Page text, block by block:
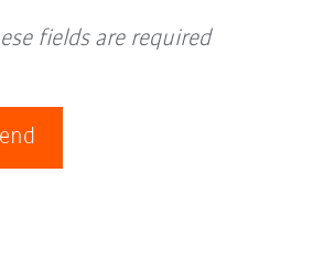
fields are required